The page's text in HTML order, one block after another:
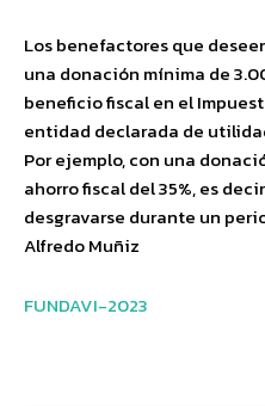
Los benefactores que
una donación mínima de
beneficio fiscal en el
entidad declarada de
Por ejemplo, con una
ahorro fiscal del 35%, es
desgravarse durante un
Alfredo Muñiz
FUNDAVI-2023